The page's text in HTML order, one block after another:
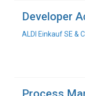
Developer
ALDI Einkauf SE &